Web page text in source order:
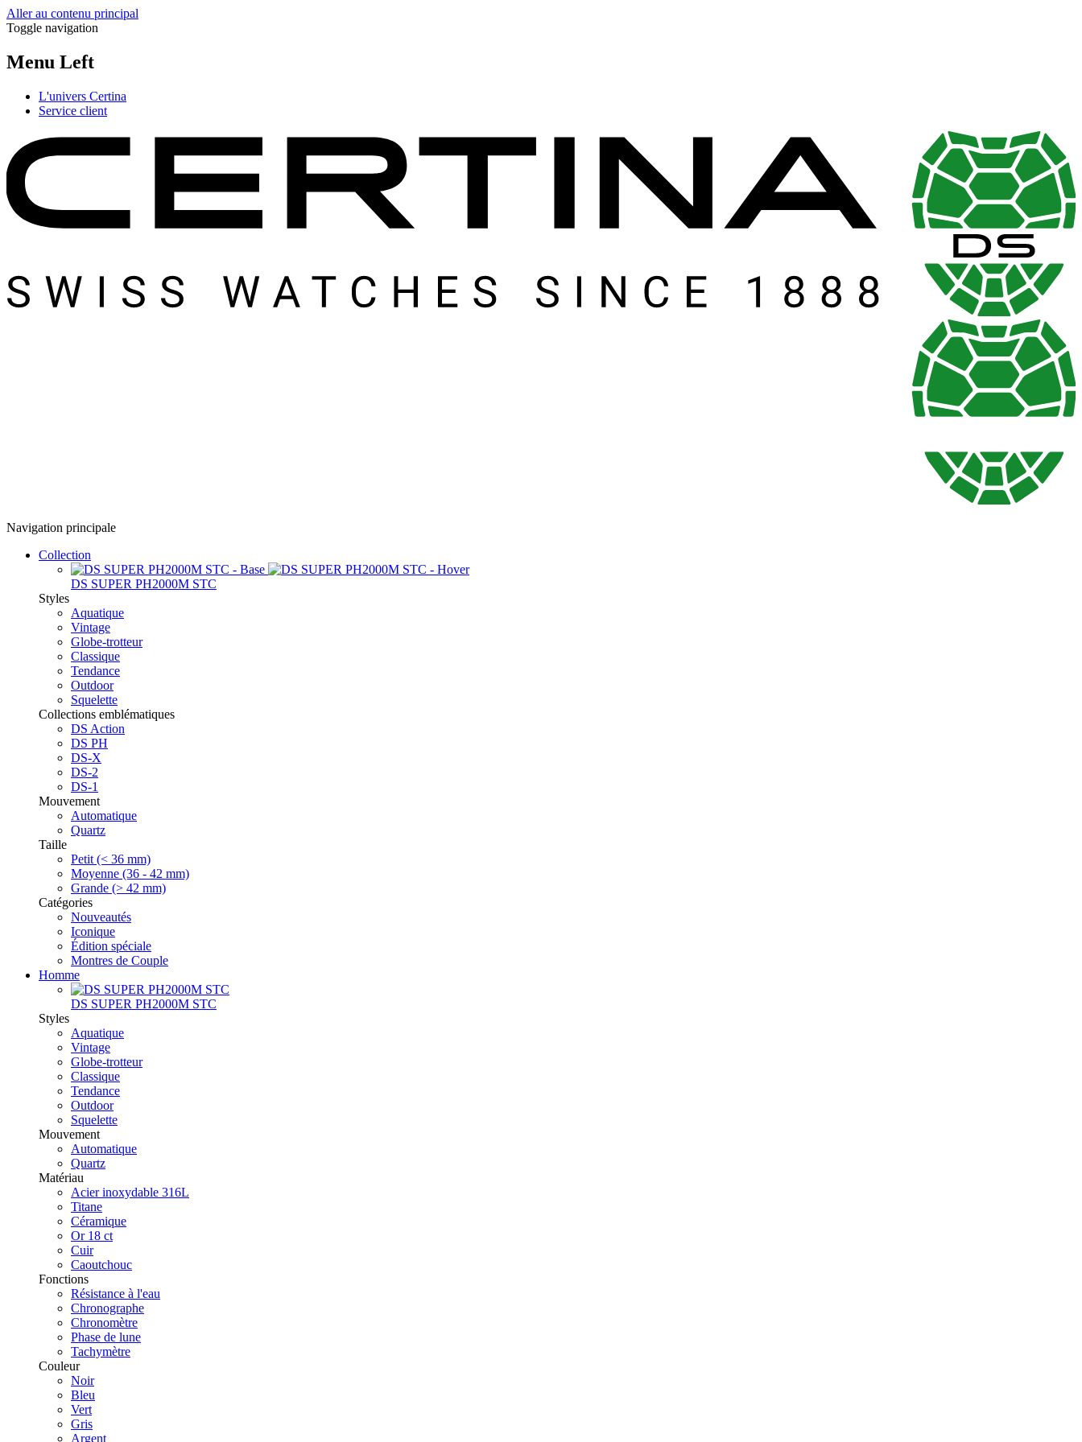
Aller au contenu principal
Toggle navigation
Menu Left
L'univers Certina
Service client
Navigation principale
Collection
DS SUPER PH2000M STC
Styles
Aquatique
Vintage
Globe-trotteur
Classique
Tendance
Outdoor
Squelette
Collections emblématiques
DS Action
DS PH
DS-X
DS-2
DS-1
Mouvement
Automatique
Quartz
Taille
Petit (< 36 mm)
Moyenne (36 - 42 mm)
Grande (> 42 mm)
Catégories
Nouveautés
Iconique
Édition spéciale
Montres de Couple
Homme
DS SUPER PH2000M STC
Styles
Aquatique
Vintage
Globe-trotteur
Classique
Tendance
Outdoor
Squelette
Mouvement
Automatique
Quartz
Matériau
Acier inoxydable 316L
Titane
Céramique
Or 18 ct
Cuir
Caoutchouc
Fonctions
Résistance à l'eau
Chronographe
Chronomètre
Phase de lune
Tachymètre
Couleur
Noir
Bleu
Vert
Gris
Argent